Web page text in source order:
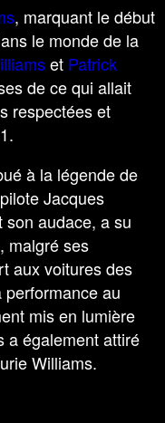
, marquant le début
le monde de la
et Patrick
de ce qui allait
respectées et
à la légende de
Jacques
son audace, a su
malgré ses
aux voitures des
performance au
mis en lumière
a également attiré
Williams.